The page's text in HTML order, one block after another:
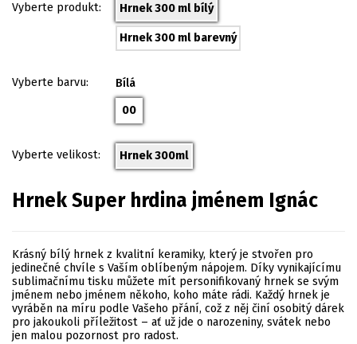
Hrnek Super hrdina jménem Ignác
Krásný bílý hrnek z kvalitní keramiky, který je stvořen pro
jedinečné chvíle s Vaším oblíbeným nápojem. Díky vynikajícímu
sublimačnímu tisku můžete mít personifikovaný hrnek se svým
jménem nebo jménem někoho, koho máte rádi. Každý hrnek je
vyráběn na míru podle Vašeho přání, což z něj činí osobitý dárek
pro jakoukoli příležitost – ať už jde o narozeniny, svátek nebo
jen malou pozornost pro radost.
Vyberte produkt: Hrnek 300 ml bílý
Hrnek 300 ml barevný
Vyberte barvu:
Bílá
00
Vyberte velikost: Hrnek 300ml